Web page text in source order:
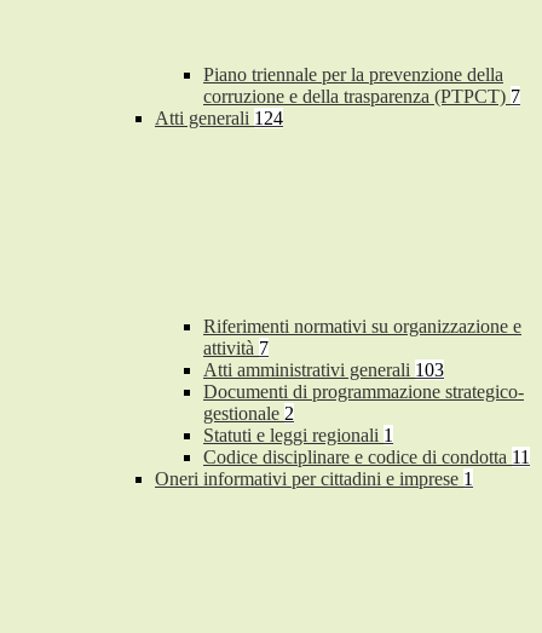
Piano triennale per la prevenzione della
corruzione e della trasparenza (PTPCT) 7
Atti generali 124
Riferimenti normativi su organizzazione e
attività 7
Atti amministrativi generali 103
Documenti di programmazione strategico-
gestionale 2
Statuti e leggi regionali 1
Codice disciplinare e codice di condotta 11
Oneri informativi per cittadini e imprese 1